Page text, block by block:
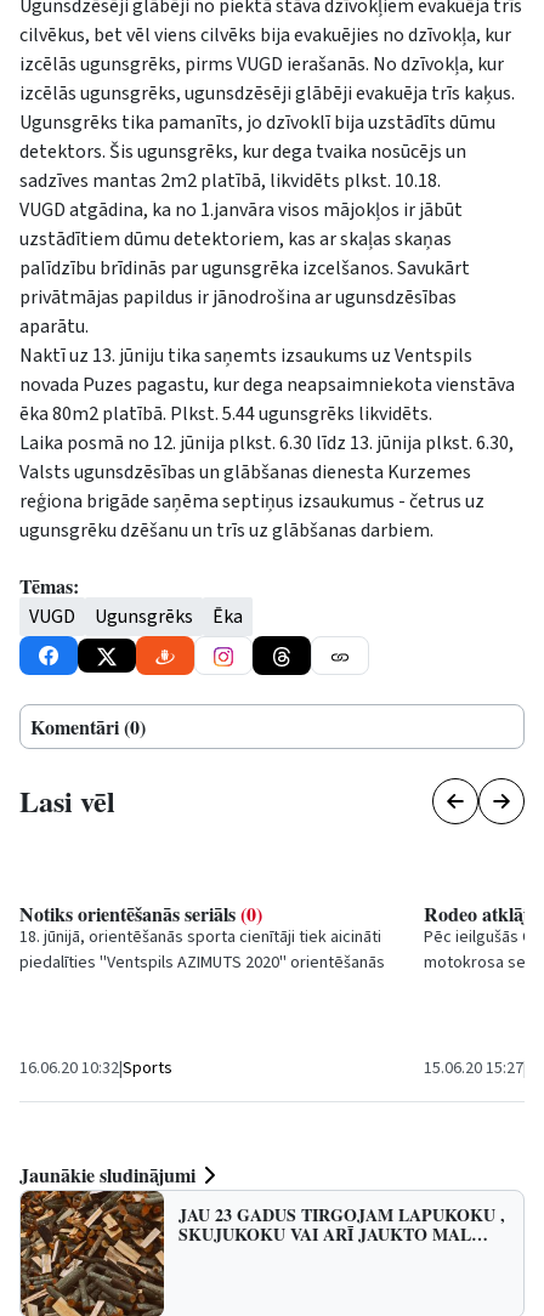
Ugunsdzēsēji glābēji no piektā stāva dzīvokļiem evakuēja trīs
cilvēkus, bet vēl viens cilvēks bija evakuējies no dzīvokļa, kur
izcēlās ugunsgrēks, pirms VUGD ierašanās. No dzīvokļa, kur
izcēlās ugunsgrēks, ugunsdzēsēji glābēji evakuēja trīs kaķus.
Ugunsgrēks tika pamanīts, jo dzīvoklī bija uzstādīts dūmu
detektors. Šis ugunsgrēks, kur dega tvaika nosūcējs un
sadzīves mantas 2m2 platībā, likvidēts plkst. 10.18.
VUGD atgādina, ka no 1.janvāra visos mājokļos ir jābūt
uzstādītiem dūmu detektoriem, kas ar skaļas skaņas
palīdzību brīdinās par ugunsgrēka izcelšanos. Savukārt
privātmājas papildus ir jānodrošina ar ugunsdzēsības
aparātu.
Naktī uz 13. jūniju tika saņemts izsaukums uz Ventspils
novada Puzes pagastu, kur dega neapsaimniekota vienstāva
ēka 80m2 platībā. Plkst. 5.44 ugunsgrēks likvidēts.
Laika posmā no 12. jūnija plkst. 6.30 līdz 13. jūnija plkst. 6.30,
Valsts ugunsdzēsības un glābšanas dienesta Kurzemes
reģiona brigāde saņēma septiņus izsaukumus - četrus uz
ugunsgrēku dzēšanu un trīs uz glābšanas darbiem.
Tēmas:
VUGD Ugunsgrēks Ēka
Komentāri (0)
Lasi vēl
Notiks orientēšanās seriāls(0)
18. jūnijā, orientēšanās sporta cienītāji tiek aicināti
piedalīties ''Ventspils AZIMUTS 2020'' orientēšanās
16.06.20 10:32|Sports
Rodeo atklāj
Pēc ieilgušās
motokrosa
15.06.20 15:27|
Jaunākie sludinājumi
JAU 23 GADUS TIRGOJAM LAPUKOKU ,
SKUJUKOKU VAI ARĪ JAUKTO MAL…